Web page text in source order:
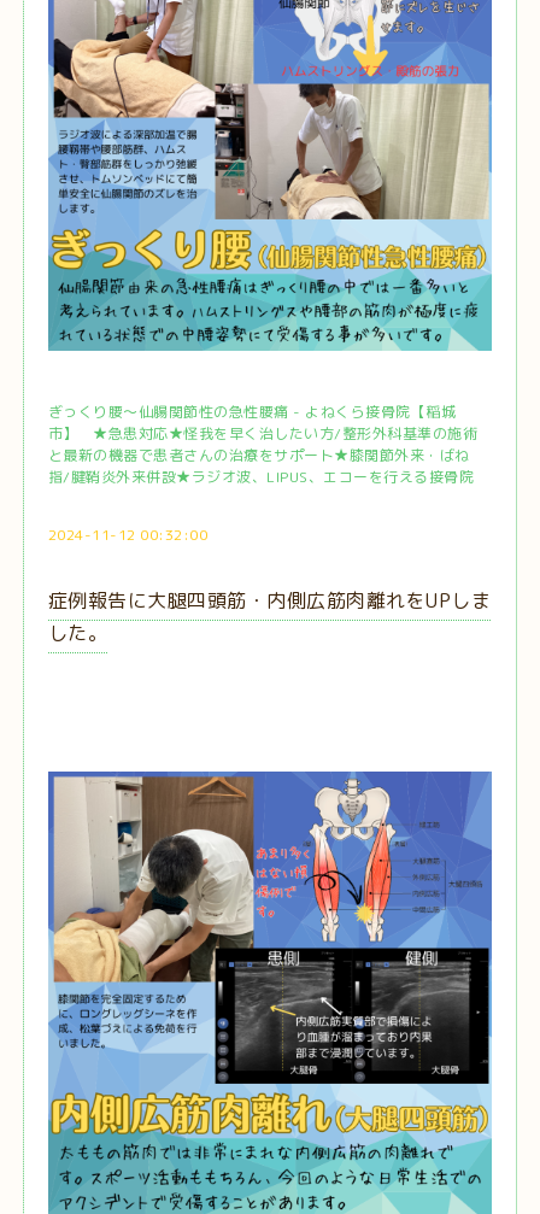
ぎっくり腰～仙腸関節性の急性腰痛 - よねくら接骨院【稲城
市】 ★急患対応★怪我を早く治したい方/整形外科基準の施術
と最新の機器で患者さんの治療をサポート★膝関節外来・ばね
指/腱鞘炎外来併設★ラジオ波、LIPUS、エコーを行える接骨院
2024-11-12 00:32:00
症例報告に大腿四頭筋・内側広筋肉離れをUPしま
した。